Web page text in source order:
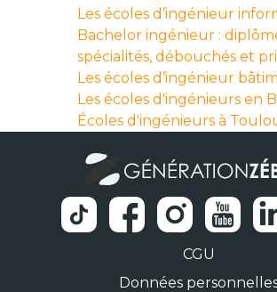
Les écoles d’ingénieur
Bachelor ingénieur :
spécialités, débouchés et
Les écoles d’ingénieur
Les écoles d'ingénieurs en
Écoles d'ingénieurs à
CGU
Données